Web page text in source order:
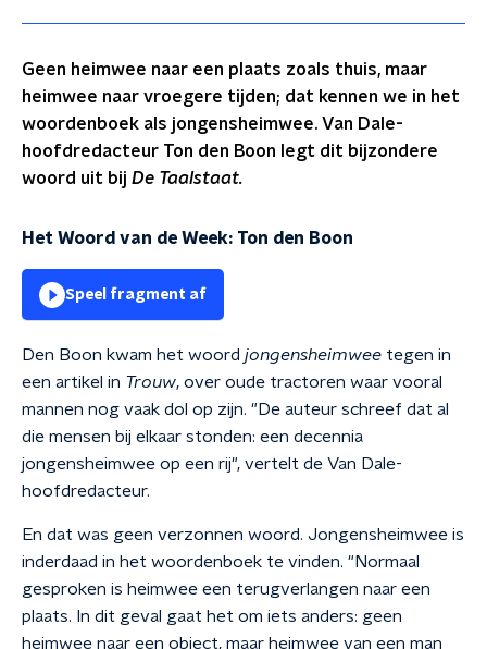
Geen heimwee naar een plaats zoals thuis, maar
heimwee naar vroegere tijden; dat kennen we in het
woordenboek als jongensheimwee. Van Dale-
hoofdredacteur Ton den Boon legt dit bijzondere
woord uit bij De Taalstaat.
Het Woord van de Week: Ton den Boon
Speel fragment af
Den Boon kwam het woord jongensheimwee tegen in
een artikel in Trouw, over oude tractoren waar vooral
mannen nog vaak dol op zijn. "De auteur schreef dat al
die mensen bij elkaar stonden: een decennia
jongensheimwee op een rij", vertelt de Van Dale-
hoofdredacteur.
En dat was geen verzonnen woord. Jongensheimwee is
inderdaad in het woordenboek te vinden. "Normaal
gesproken is heimwee een terugverlangen naar een
plaats. In dit geval gaat het om iets anders: geen
heimwee naar een object, maar heimwee van een man